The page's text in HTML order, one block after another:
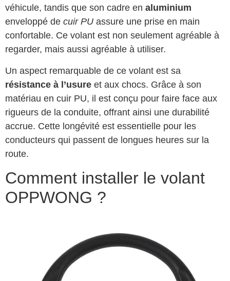
véhicule, tandis que son cadre en aluminium
enveloppé de cuir PU assure une prise en main
confortable. Ce volant est non seulement agréable à
regarder, mais aussi agréable à utiliser.
Un aspect remarquable de ce volant est sa
résistance à l’usure et aux chocs. Grâce à son
matériau en cuir PU, il est conçu pour faire face aux
rigueurs de la conduite, offrant ainsi une durabilité
accrue. Cette longévité est essentielle pour les
conducteurs qui passent de longues heures sur la
route.
Comment installer le volant
OPPWONG ?